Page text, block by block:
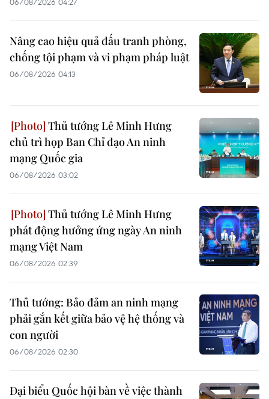
Nâng cao hiệu quả đấu tranh phòng,
chống tội phạm và vi phạm pháp luật
06/08/2026 04:13
Thủ tướng Lê Minh Hưng
chủ trì họp Ban Chỉ đạo An ninh
mạng Quốc gia
06/08/2026 03:02
Thủ tướng Lê Minh Hưng
phát động hưởng ứng ngày An ninh
mạng Việt Nam
06/08/2026 02:39
Thủ tướng: Bảo đảm an ninh mạng
phải gắn kết giữa bảo vệ hệ thống và
con người
06/08/2026 02:30
Đại biểu Quốc hội bàn về việc thành